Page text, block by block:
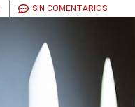
SIN COMENTARIOS